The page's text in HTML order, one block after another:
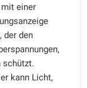
einer
der den
schützt.
kann Licht,